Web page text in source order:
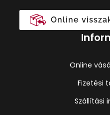
Online
Online
Fizetési
Szállítási